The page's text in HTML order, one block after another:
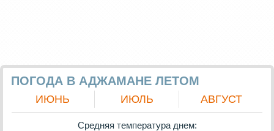
ПОГОДА В АДЖАМАНЕ ЛЕТОМ
ИЮНЬ ИЮЛЬ АВГУСТ
Средняя температура днем: